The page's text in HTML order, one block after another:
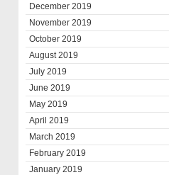
December 2019
November 2019
October 2019
August 2019
July 2019
June 2019
May 2019
April 2019
March 2019
February 2019
January 2019